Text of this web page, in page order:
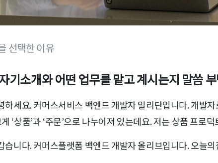
선택한 이유
기소개와 어떤 업무를 맡고 계시는지 말씀
하세요. 커머스서비스 백엔드 개발자 일리단입니다. 개발
‘상품’과 ‘주문’으로 나누어져 있는데요. 저는 상품 프로
습니다. 커머스플랫폼 백엔드 개발자 올리브입니다. 오늘